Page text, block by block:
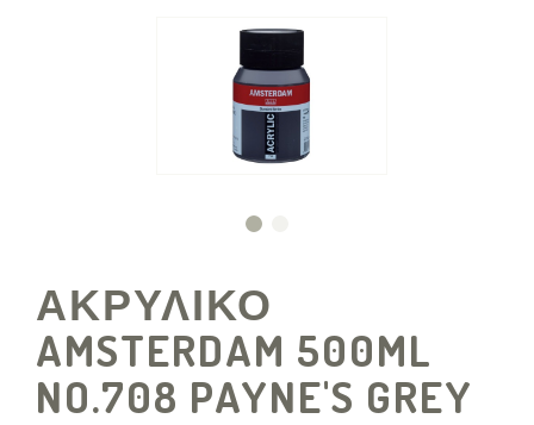
ΑΚΡΥΛΙΚΟ
AMSTERDAM 500ML
NO.708 PAYNE'S GREY